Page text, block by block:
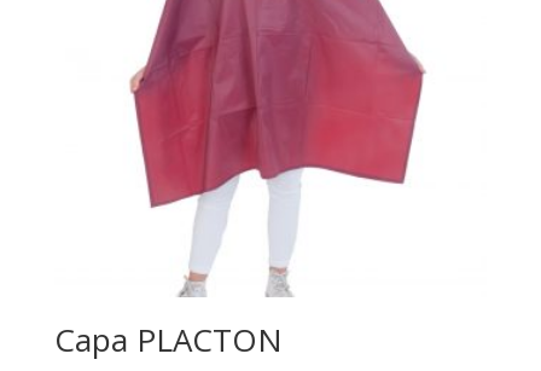
Capa PLACTON